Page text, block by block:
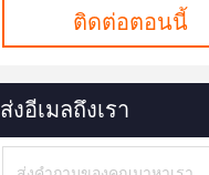
เครื่องผลิตเครื่องดื่มรัตนากร
ติดต่อตอนนี้
ส่งอีเมลถึงเรา